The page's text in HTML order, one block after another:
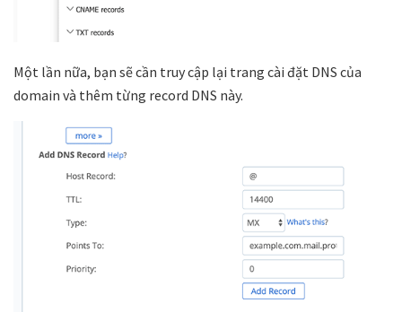
Một lần nữa, bạn sẽ cần truy cập lại trang cài đặt DNS của
domain và thêm từng record DNS này.